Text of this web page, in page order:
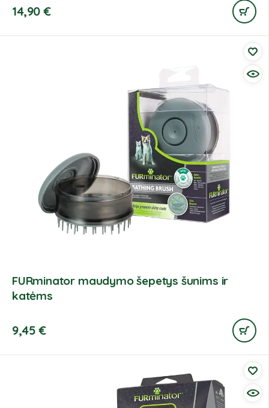
14,90€
FURminator maudymo šepetys šunims ir
katėms
9,45€